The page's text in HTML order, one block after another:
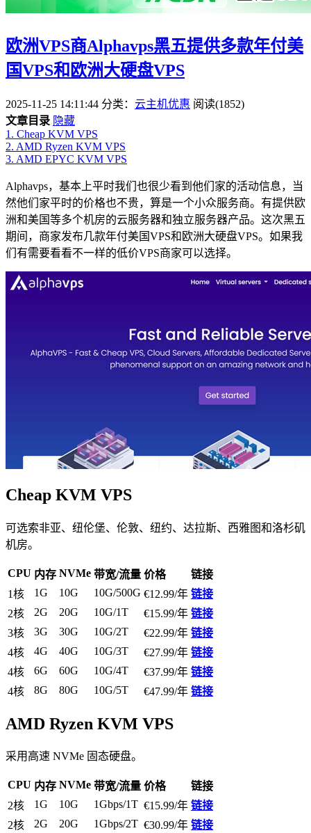
欧洲VPS商Alphavps黑五提供多款年付美
国VPS和欧洲大硬盘VPS
2025-11-25 14:11:44 分类： 云主机优惠 阅读(1852)
文章目录 隐藏
1. Cheap KVM VPS
2. AMD Ryzen KVM VPS
3. AMD EPYC KVM VPS
Alphavps，基本上平时我们也很少看到他们家的活动信息，当
然他们家平时的价格也不贵，算是一个小众服务商。有提供欧
洲和美国等多个机房的云服务器和独立服务器产品。这次黑五
期间，商家发布几款年付美国VPS和欧洲大硬盘VPS。如果我
们有需要看看不一样的低价VPS商家可以选择。
Cheap KVM VPS
可选索非亚、纽伦堡、伦敦、纽约、达拉斯、西雅图和洛杉矶
机房。
CPU 内存 NVMe 带宽/流量 价格
链接
1核
1G 10G 10G/500G €12.99/年 链接
2核
2G 20G 10G/1T €15.99/年 链接
3核
3G 30G 10G/2T €22.99/年 链接
4核
4G 40G 10G/3T €27.99/年 链接
4核
6G 60G 10G/4T €37.99/年 链接
4核
8G 80G 10G/5T €47.99/年 链接
AMD Ryzen KVM VPS
采用高速 NVMe 固态硬盘。
CPU 内存 NVMe 带宽/流量 价格
链接
2核
1G 10G 1Gbps/1T €15.99/年 链接
2核
2G 20G 1Gbps/2T €30.99/年 链接